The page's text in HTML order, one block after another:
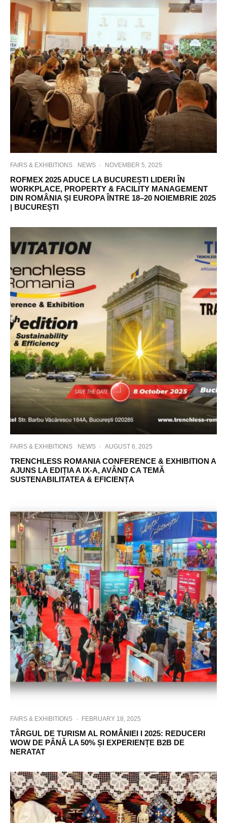
FAIRS & EXHIBITIONS NEWS · NOVEMBER 5, 2025
ROFMEX 2025 ADUCE LA BUCUREȘTI LIDERI ÎN
WORKPLACE, PROPERTY & FACILITY MANAGEMENT
DIN ROMÂNIA ȘI EUROPA ÎNTRE 18–20 NOIEMBRIE 2025
| BUCUREȘTI
FAIRS & EXHIBITIONS NEWS · AUGUST 6, 2025
TRENCHLESS ROMANIA CONFERENCE & EXHIBITION A
AJUNS LA EDIȚIA A IX-A, AVÂND CA TEMĂ
SUSTENABILITATEA & EFICIENȚA
FAIRS & EXHIBITIONS · FEBRUARY 18, 2025
TÂRGUL DE TURISM AL ROMÂNIEI I 2025: REDUCERI
WOW DE PÂNĂ LA 50% ȘI EXPERIENȚE B2B DE
NERATAT